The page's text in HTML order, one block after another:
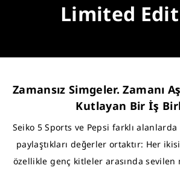
Limited
Zamansız Simgeler. Zamanı
Kutlayan Bir İş
Seiko 5 Sports ve Pepsi farklı
paylaştıkları değerler ortaktır: Her
özellikle genç kitleler arasında sevilen